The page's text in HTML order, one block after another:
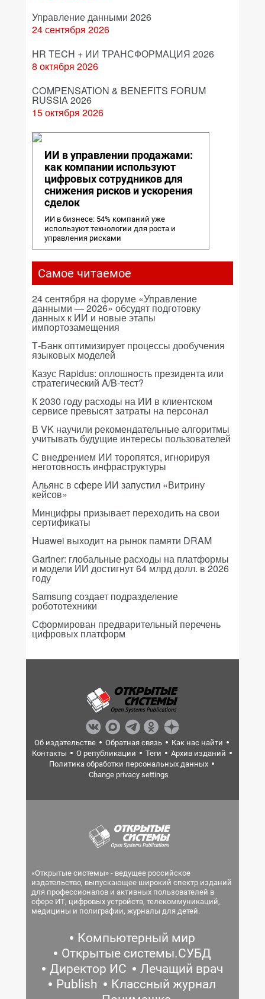
Управление данными 2026
24 сентября 2026
HR TECH + ИИ ТРАНСФОРМАЦИЯ 2026
8 октября 2026
COMPENSATION & BENEFITS FORUM
RUSSIA 2026
15 октября 2026
ИИ в управлении продажами:
как компании используют
цифровых сотрудников для
снижения рисков и ускорения
сделок
ИИ в бизнесе: 54% компаний уже
используют технологии для роста и
управления рисками
Самое читаемое
24 сентября на форуме «Управление
данными — 2026» обсудят подготовку
данных к ИИ и новые этапы
импортозамещения
Т-Банк оптимизирует процессы дообучения
языковых моделей
Казус Rapidus: оплошность президента или
стратегический A/B-тест?
К 2030 году расходы на ИИ в клиентском
сервисе превысят затраты на персонал
В VK научили рекомендательные алгоритмы
учитывать будущие интересы пользователей
С внедрением ИИ торопятся, игнорируя
неготовность инфраструктуры
Альянс в сфере ИИ запустил «Витрину
кейсов»
Минцифры призывает переходить на свои
сертификаты
Huawei выходит на рынок памяти DRAM
Gartner: глобальные расходы на платформы
и модели ИИ достигнут 64 млрд долл. в 2026
году
Samsung создает подразделение
робототехники
Сформирован предварительный перечень
цифровых платформ
Об издательстве Обратная связь
Как нас найти
Контакты
О републикации Теги
Архив изданий
Политика обработки персональных данных
Change privacy settings
«Открытые системы» - ведущее российское
издательство, выпускающее широкий спектр изданий
для профессионалов и активных пользователей в
сфере ИТ, цифровых устройств, телекоммуникаций,
медицины и полиграфии, журналы для детей.
Компьютерный мир
Открытые системы.СУБД
Директор ИС
Лечащий врач
Publish
Классный журнал